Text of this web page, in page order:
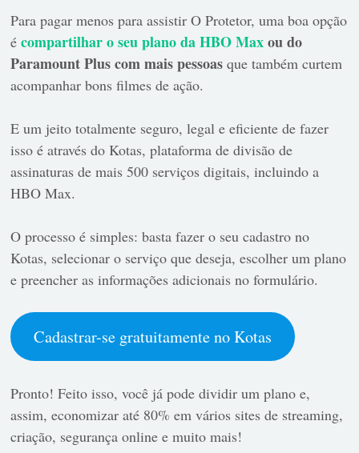
Para pagar menos para assistir O Protetor, uma boa opção
écompartilhar o seu plano da HBO Maxou do
Paramount Plus com mais pessoasque também curtem
acompanhar bons filmes de ação.
E um jeito totalmente seguro, legal e eficiente de fazer
isso é através do Kotas, plataforma de divisão de
assinaturas de mais 500 serviços digitais, incluindo a
HBO Max.
O processo é simples: basta fazer o seu cadastro no
Kotas, selecionar o serviço que deseja, escolher um plano
e preencher as informações adicionais no formulário.
Cadastrar-se gratuitamente no Kotas
Pronto! Feito isso, você já pode dividir um plano e,
assim, economizar até 80% em vários sites de streaming,
criação, segurança online e muito mais!